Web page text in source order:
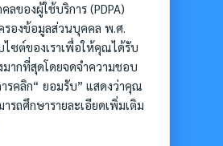
ของผู้ใช้บริการ (PDPA)
องข้อมูลส่วนบุคคล พ.ศ.
ไซต์ของเราเพื่อให้คุณได้รับ
ากที่สุดโดยจดจำความชอบ
รคลิก“ ยอมรับ” แสดงว่าคุณ
ถศึกษารายละเอียดเพิ่มเติม